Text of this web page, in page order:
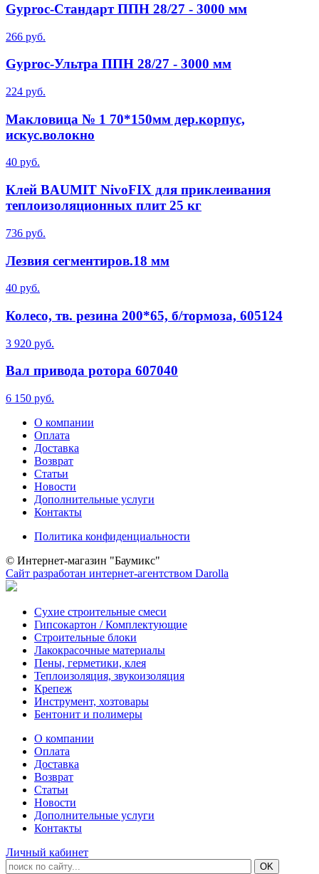
Gyproc-Стандарт ППН 28/27 - 3000 мм
266 руб.
Gyproc-Ультра ППН 28/27 - 3000 мм
224 руб.
Макловица № 1 70*150мм дер.корпус,
искус.волокно
40 руб.
Клей BAUMIT NivoFIX для приклеивания
теплоизоляционных плит 25 кг
736 руб.
Лезвия сегментиров.18 мм
40 руб.
Колесо, тв. резина 200*65, б/тормоза, 605124
3 920 руб.
Вал привода ротора 607040
6 150 руб.
О компании
Оплата
Доставка
Возврат
Статьи
Новости
Дополнительные услуги
Контакты
Политика конфиденциальности
© Интернет-магазин "Баумикс"
Сайт разработан интернет-агентством Darolla
Сухие строительные смеси
Гипсокартон / Комплектующие
Строительные блоки
Лакокрасочные материалы
Пены, герметики, клея
Теплоизоляция, звукоизоляция
Крепеж
Инструмент, хозтовары
Бентонит и полимеры
О компании
Оплата
Доставка
Возврат
Статьи
Новости
Дополнительные услуги
Контакты
Личный кабинет